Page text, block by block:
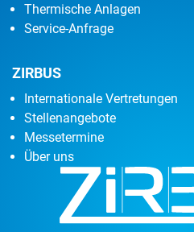
Thermische Anlagen
Service-Anfrage
ZIRBUS
Internationale Vertretungen
Stellenangebote
Messetermine
Über uns